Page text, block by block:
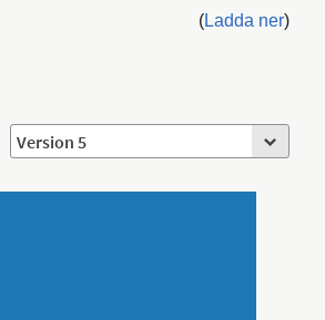
(Ladda ner)